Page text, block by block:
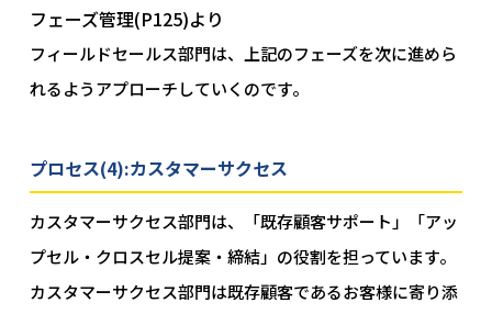
フェーズ管理(P125)より
フィールドセールス部門は、上記のフェーズを次に進めら
れるようアプローチしていくのです。
プロセス(4):カスタマーサクセス
カスタマーサクセス部門は、「既存顧客サポート」「アッ
プセル・クロスセル提案・締結」の役割を担っています。
カスタマーサクセス部門は既存顧客であるお客様に寄り添